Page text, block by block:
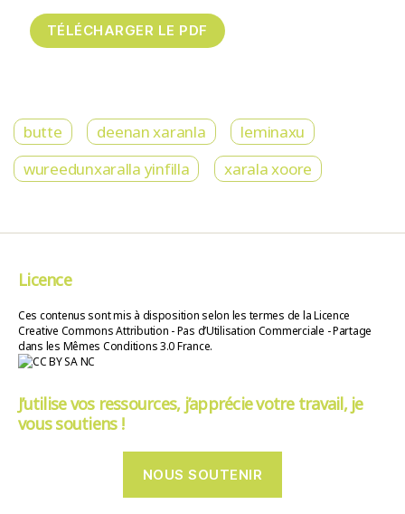
butte deenan xaranla
leminaxu
wureedunxaralla yinfilla
xarala xoore
Licence
Ces contenus sont mis à disposition selon les termes de la Licence
Creative Commons Attribution - Pas d’Utilisation Commerciale - Partage
dans les Mêmes Conditions 3.0 France.
J’utilise vos ressources, j’apprécie votre travail, je
vous soutiens !
NOUS SOUTENIR